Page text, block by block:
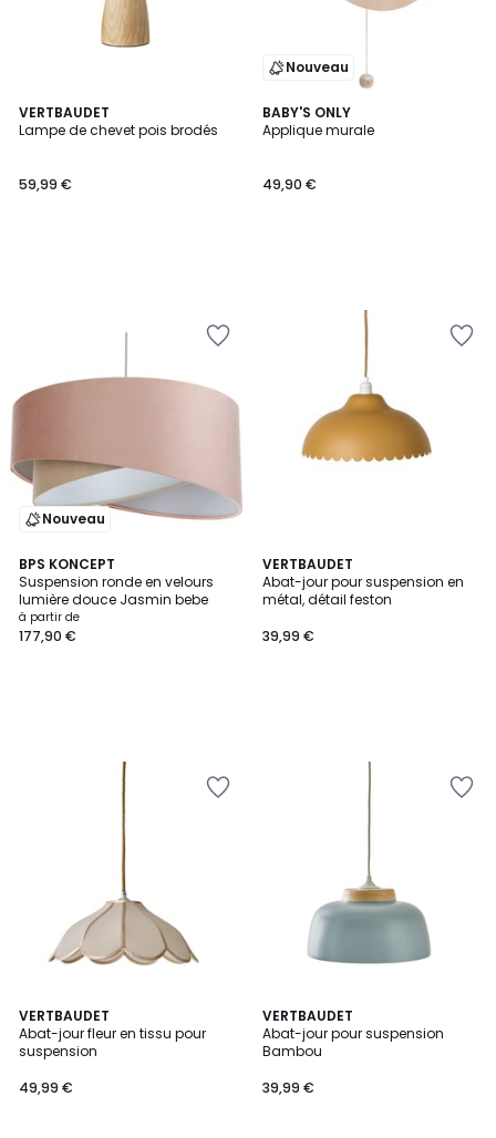
VERTBAUDET
Lampe de chevet pois brodés
59,99 €
Nouveau
BABY'S ONLY
Applique murale
49,90 €
Nouveau
BPS KONCEPT
Suspension ronde en velours
lumière douce Jasmin bebe
à partir de
177,90 €
VERTBAUDET
Abat-jour pour suspension en
métal, détail feston
39,99 €
VERTBAUDET
Abat-jour fleur en tissu pour
suspension
49,99 €
VERTBAUDET
Abat-jour pour suspension
Bambou
39,99 €